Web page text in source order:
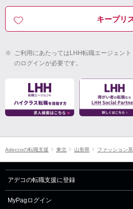
キープリ
※ ご利用にあたってはLHH転職エージェン
のログインが必要です。
Adeccoの転職支援 東北 山形県 ファッション系
アデコの転職支援に登録
MyPagログイン